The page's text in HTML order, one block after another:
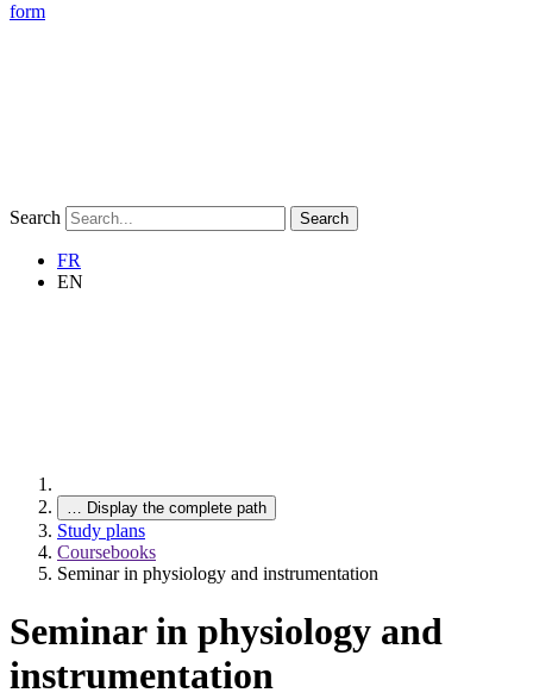
form
Search Search
FR
EN
… Display the complete path
Study plans
Coursebooks
Seminar in physiology and instrumentation
Seminar in physiology and
instrumentation